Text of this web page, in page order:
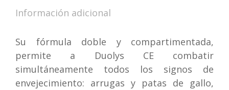
Información adicional
Su fórmula doble y compartimentada,
permite a Duolys CE combatir
simultáneamente todos los signos de
envejecimiento: arrugas y patas de gallo,